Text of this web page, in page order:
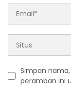
Simpan
peramban ini